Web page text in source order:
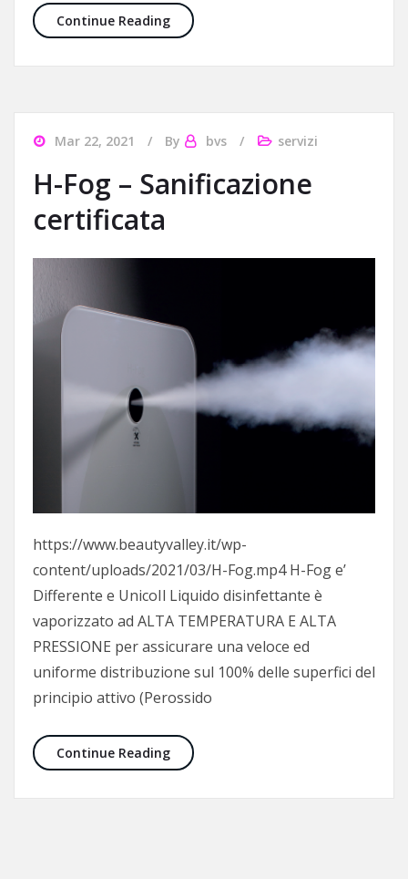
Continue ReadingGi@Da – Il gestionale per il tuo
Mar 22, 2021 By bvs servizi
H-Fog – Sanificazione
certificata
https://www.beautyvalley.it/wp-
content/uploads/2021/03/H-Fog.mp4 H-Fog e’
Differente e UnicoIl Liquido disinfettante è
vaporizzato ad ALTA TEMPERATURA E ALTA
PRESSIONE per assicurare una veloce ed
uniforme distribuzione sul 100% delle superfici del
principio attivo (Perossido
Continue ReadingH-Fog – Sanificazione certificata